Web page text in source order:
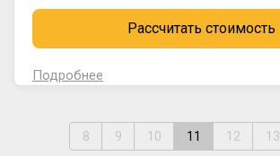
Рассчитать стоимость
Подробнее
8 9 10 11 12 13